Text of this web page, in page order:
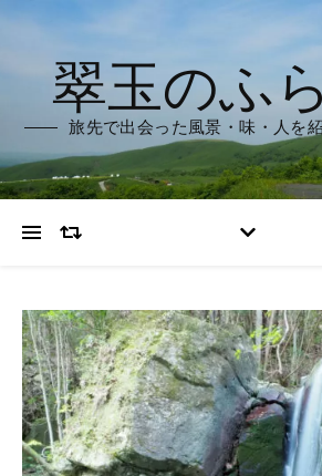
翠玉のふ
旅先で出会った風景・味・人を